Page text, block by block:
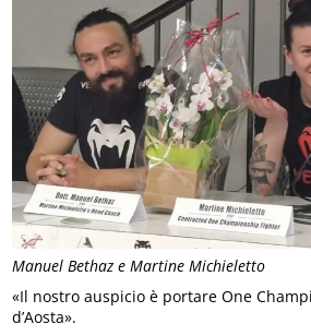
Manuel Bethaz e Martine Michieletto
«Il nostro auspicio è portare One
d’Aosta».